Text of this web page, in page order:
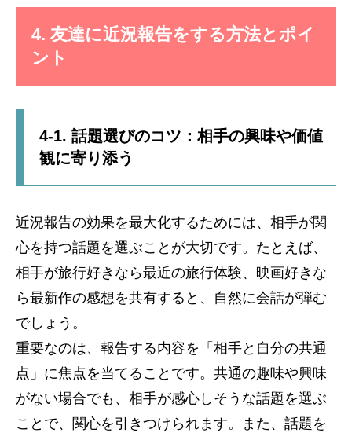
4. 友達に近況報告をする方法とポイ
ント
4-1. 話題選びのコツ：相手の興味や価値
観に寄り添う
近況報告の効果を最大化するためには、相手が関
心を持つ話題を選ぶことが大切です。たとえば、
相手が旅行好きなら最近の旅行体験、映画好きな
ら最新作の感想を共有すると、自然に会話が弾む
でしょう。
重要なのは、報告する内容を「相手と自分の共通
点」に焦点を当てることです。共通の趣味や興味
がない場合でも、相手が感心しそうな話題を選ぶ
ことで、関心を引きつけられます。また、話題を